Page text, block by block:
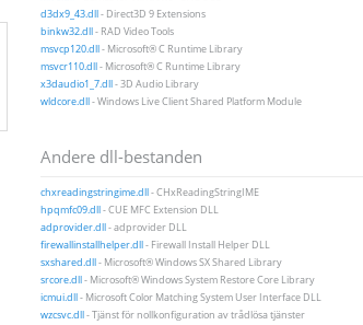
d3dx9_43.dll- Direct3D 9 Extensions
binkw32.dll- RAD Video Tools
msvcp120.dll- Microsoft® C Runtime Library
msvcr110.dll- Microsoft® C Runtime Library
x3daudio1_7.dll- 3D Audio Library
wldcore.dll- Windows Live Client Shared Platform Module
Andere dll-bestanden
chxreadingstringime.dll- CHxReadingStringIME
hpqmfc09.dll- CUE MFC Extension DLL
adprovider.dll- adprovider DLL
firewallinstallhelper.dll- Firewall Install Helper DLL
sxshared.dll- Microsoft® Windows SX Shared Library
srcore.dll- Microsoft® Windows System Restore Core Library
icmui.dll- Microsoft Color Matching System User Interface DLL
wzcsvc.dll- Tjänst för nollkonfiguration av trådlösa tjänster